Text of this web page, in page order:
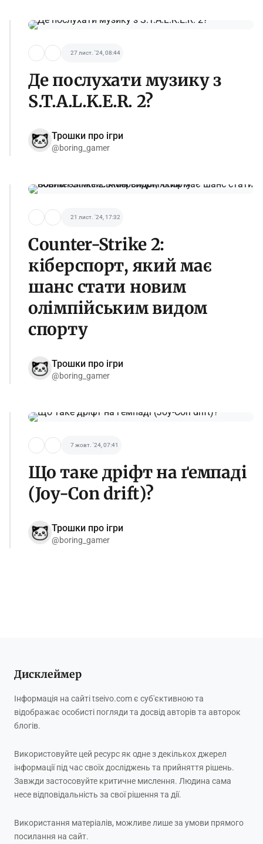
27 лист. '24, 08:44
Де послухати музику з
S.T.A.L.K.E.R. 2?
Трошки про ігри
@boring_gamer
21 лист. '24, 17:32
Counter-Strike 2:
кіберспорт, який має
шанс стати новим
олімпійським видом
спорту
Трошки про ігри
@boring_gamer
7 жовт. '24, 07:41
Що таке дріфт на ґемпаді
(Joy-Con drift)?
Трошки про ігри
@boring_gamer
Дисклеймер
Інформація на сайті tseivo.com є суб'єктивною та
відображає особисті погляди та досвід авторів та авторок
блогів.
Використовуйте цей ресурс як одне з декількох джерел
інформації під час своїх досліджень та прийняття рішень.
Завжди застосовуйте критичне мислення. Людина сама
несе відповідальність за свої рішення та дії.
Використання матеріалів, можливе лише за умови прямого
посилання на сайт.